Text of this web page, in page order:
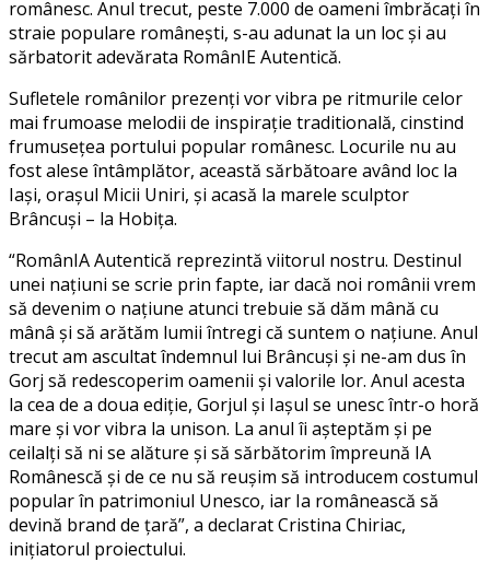
românesc. Anul trecut, peste 7.000 de oameni îmbrăcați în
straie populare românești, s-au adunat la un loc și au
sărbatorit adevărata RomânIE Autentică.
Sufletele românilor prezenți vor vibra pe ritmurile celor
mai frumoase melodii de inspirație traditională, cinstind
frumusețea portului popular românesc. Locurile nu au
fost alese întâmplător, această sărbătoare având loc la
Iași, orașul Micii Uniri, și acasă la marele sculptor
Brâncuși – la Hobița.
“RomânIA Autentică reprezintă viitorul nostru. Destinul
unei națiuni se scrie prin fapte, iar dacă noi românii vrem
să devenim o națiune atunci trebuie să dăm mână cu
mânâ și să arătăm lumii întregi că suntem o națiune. Anul
trecut am ascultat îndemnul lui Brâncuși și ne-am dus în
Gorj să redescoperim oamenii și valorile lor. Anul acesta
la cea de a doua ediție, Gorjul și Iașul se unesc într-o horă
mare și vor vibra la unison. La anul îi așteptăm și pe
ceilalți să ni se alăture și să sărbătorim împreună IA
Românescă și de ce nu să reușim să introducem costumul
popular în patrimoniul Unesco, iar Ia românească să
devină brand de țară”, a declarat Cristina Chiriac,
inițiatorul proiectului.